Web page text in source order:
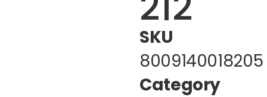
SKU
8009140018205
Category